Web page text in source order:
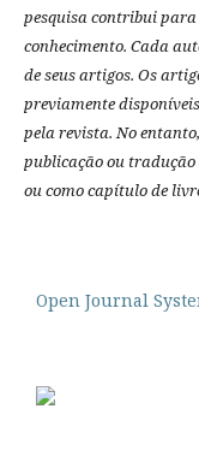
pesquisa contribui
conhecimento. Cada
de seus artigos. Os
previamente
pela revista. No
publicação ou
ou como capítulo de
Open Journal